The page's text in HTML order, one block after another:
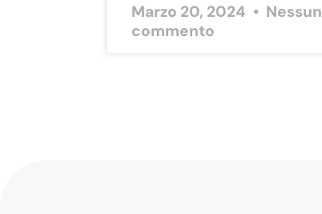
Marzo 20, 2024
Nessun
commento